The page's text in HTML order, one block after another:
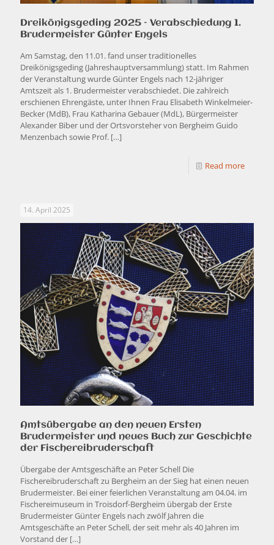
Dreikönigsgeding 2025 – Verabschiedung 1.
Brudermeister Günter Engels
Am Samstag, den 11.01. fand unser traditionelles
Dreikönigsgeding (Jahreshauptversammlung) statt. Im Rahmen
der Veranstaltung wurde Günter Engels nach 12-jähriger
Amtszeit als 1. Brudermeister verabschiedet. Die zahlreich
erschienen Ehrengäste, unter Ihnen Frau Elisabeth Winkelmeier-
Becker (MdB), Frau Katharina Gebauer (MdL), Bürgermeister
Alexander Biber und der Ortsvorsteher von Bergheim Guido
Menzenbach sowie Prof. […]
Read more
14. April 2025
Amtsübergabe an den neuen Ersten
Brudermeister und neues Buch zur Geschichte
der Fischereibruderschaft
Übergabe der Amtsgeschäfte an Peter Schell Die
Fischereibruderschaft zu Bergheim an der Sieg hat einen neuen
Brudermeister. Bei einer feierlichen Veranstaltung am 04.04. im
Fischereimuseum in Troisdorf-Bergheim übergab der Erste
Brudermeister Günter Engels nach zwölf Jahren die
Amtsgeschäfte an Peter Schell, der seit mehr als 40 Jahren im
Vorstand der […]